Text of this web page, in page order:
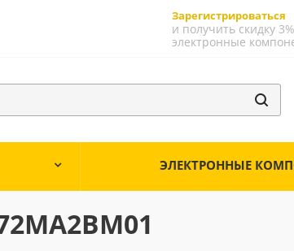
Зарегистрироваться
и получить скидку
электронные
ЭЛЕКТРОННЫЕ